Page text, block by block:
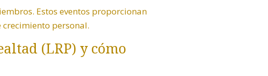
Estos eventos proporcionan
personal.
(LRP) y cómo